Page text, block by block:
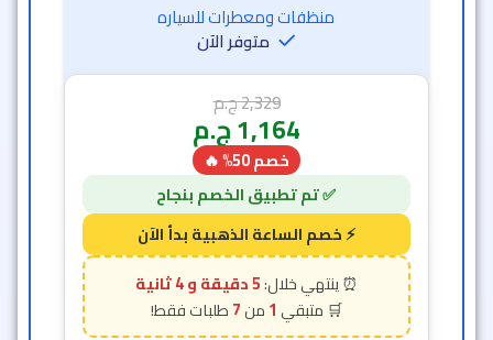
منظفات ومعطرات للسياره
متوفر الآن
2,329ج.م
1,164ج.م
خصم 50% 🔥
5 دقيقة و 2 ثانية
1
7